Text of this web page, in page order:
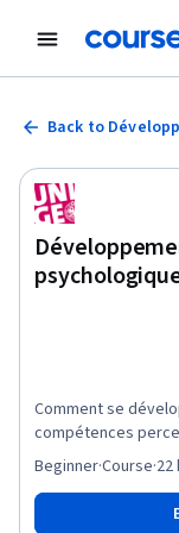
Back to
Comment se développent
compétences
leurs besoins ? Telles sont les questions auxquelles répond ce
MOOC. Nous vous
validées
parents, grands-
Beginner·Course·22